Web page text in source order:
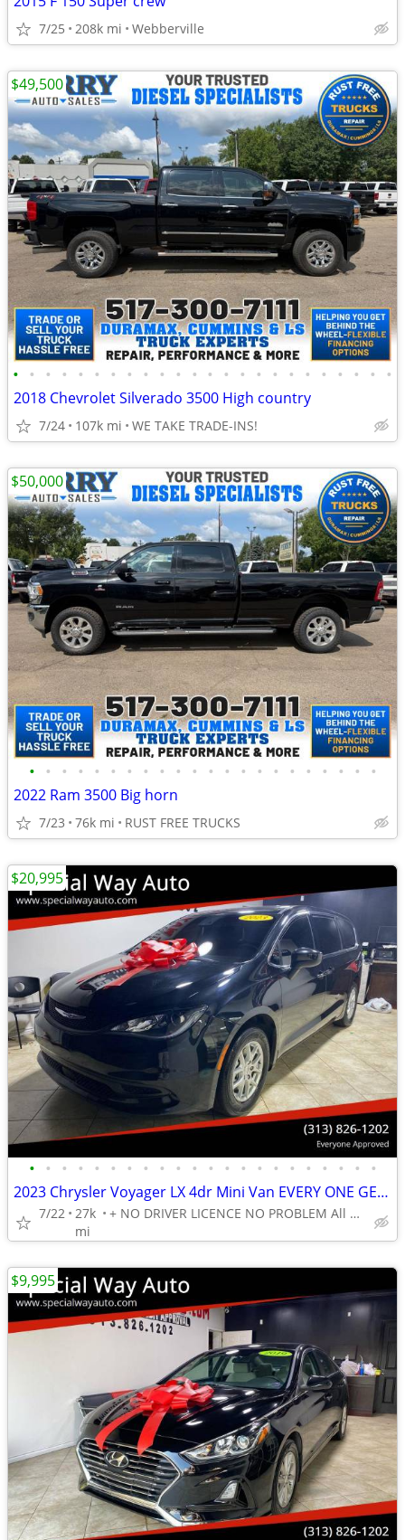
7/25 208k mi Webberville
• • • • • • • • • • • • • • • • • • • • • • • •
2018 Chevrolet Silverado 3500 High country
7/24 107k mi WE TAKE TRADE-INS!
$49,500
• • • • • • • • • • • • • • • • • • • • • •
2022 Ram 3500 Big horn
7/23 76k mi RUST FREE TRUCKS
$50,000
• • • • • • • • • • • • • • • • • • • • • •
2023 Chrysler Voyager LX 4dr Mini Van EVERY ONE GET APPROVED 0 DOWN
7/22 27k
mi
+ NO DRIVER LICENCE NO PROBLEM All DONE IN HOUSE PLATE TITLE
$20,995
$9,995